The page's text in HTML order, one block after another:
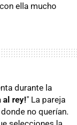
ella mucho
durante la
al rey!" La pareja
no querían.